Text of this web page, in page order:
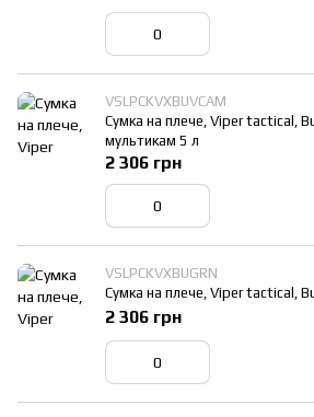
VSLPCKVXBUVCAM
Сумка на плече, Viper tactical,
мультикам 5 л
2 306 грн
VSLPCKVXBUGRN
Сумка на плече, Viper tactical,
2 306 грн